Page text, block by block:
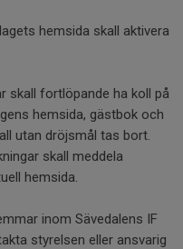
hemsida skall aktivera
skall fortlöpande ha koll på
hemsida, gästbok och
utan dröjsmål tas bort.
skall meddela
hemsida.
inom Sävedalens IF
styrelsen eller ansvarig